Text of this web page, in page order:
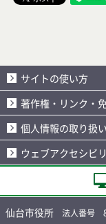
サイトの使い方
著作権・リンク・
個人情報の取り扱
ウェブアクセシビ
仙台市役所 法人番号